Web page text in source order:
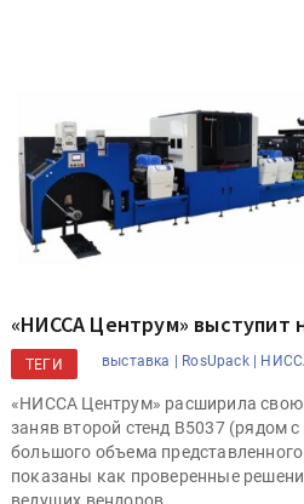
«НИССА Центрум» выступит
ТЕГИ выставка | RosUpack |
«НИССА Центрум» расширила
заняв второй стенд В5037 (рядом
большого объема
показаны как проверенные